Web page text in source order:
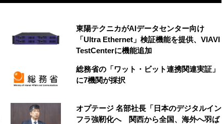
東陽テクニカがAIデータセンター向け
「Ultra Ethernet」検証機能を提供、VIAVI
TestCenterに機能追加
総務省の「ワット・ビット連携関連実証」
に7機関が採択
オプテージ 名部社長「日本のデジタルイン
フラ強靭化へ 関西から全国、海外へ羽ば